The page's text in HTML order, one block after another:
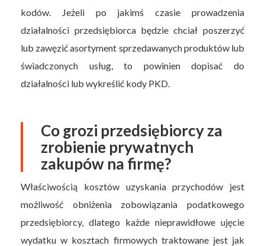
kodów. Jeżeli po jakimś czasie prowadzenia
działalności przedsiębiorca będzie chciał poszerzyć
lub zawęzić asortyment sprzedawanych produktów lub
świadczonych usług, to powinien dopisać do
działalności lub wykreślić kody PKD.
Co grozi przedsiębiorcy za
zrobienie prywatnych
zakupów na firmę?
Właściwością kosztów uzyskania przychodów jest
możliwość obniżenia zobowiązania podatkowego
przedsiębiorcy, dlatego każde nieprawidłowe ujęcie
wydatku w kosztach firmowych traktowane jest jak